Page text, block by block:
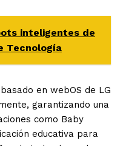
inteligentes de
Tecnología
en webOS de LG
garantizando una
como Baby
educativa para